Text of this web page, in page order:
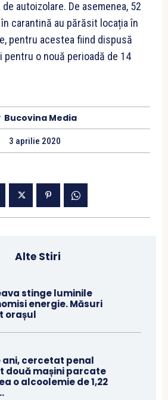
autoizolare. De asemenea, 52
carantină au părăsit locația în
pentru acestea fiind dispusă
pentru o nouă perioadă de 14
Bucovina Media
3 aprilie 2020
Alte Stiri
stinge luminile
energie. Măsuri
orașul
ani, cercetat penal
două mașini parcate
o alcoolemie de 1,22